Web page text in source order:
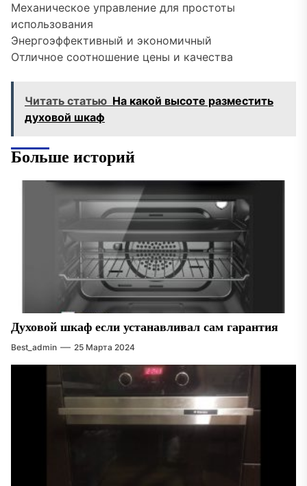
Механическое управление для простоты
использования
Энергоэффективный и экономичный
Отличное соотношение цены и качества
Читать статью На какой высоте разместить
духовой шкаф
Больше историй
Духовой шкаф если устанавливал сам гарантия
Best_admin 25 Марта 2024